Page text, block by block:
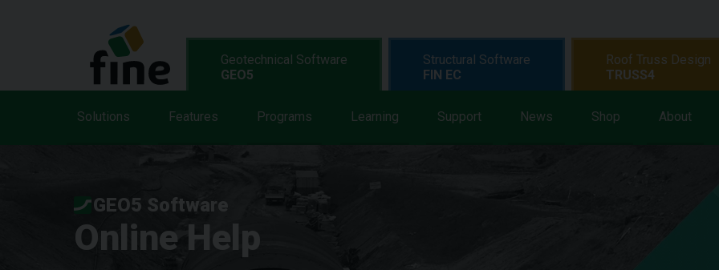
Geotechnical Software
GEO5
Solutions Features Programs Learning Support News Shop About
Structural Software
FIN EC
Roof Truss Design
TRUSS4
GEO5 Software
Online Help